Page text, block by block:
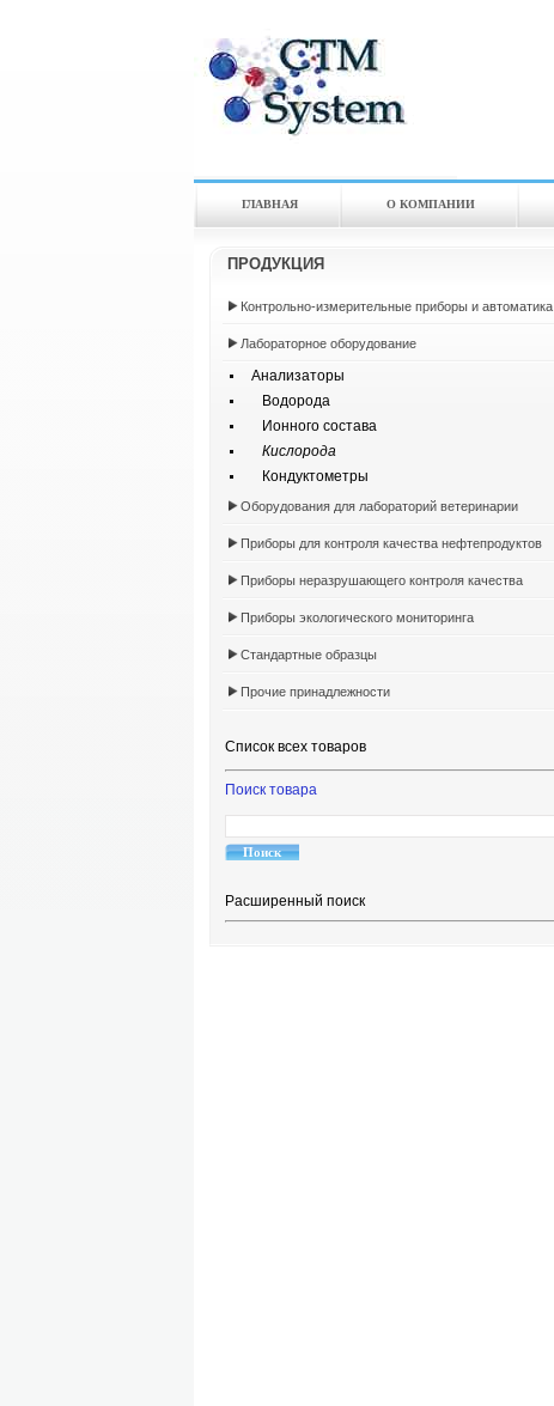
ГЛАВНАЯ О КОМПАНИИ
ПРОДУКЦИЯ
Контрольно-измерительные приборы и автоматика
Лабораторное оборудование
Анализаторы
Водорода
Ионного состава
Кислорода
Кондуктометры
Оборудования для лабораторий ветеринарии
Приборы для контроля качества нефтепродуктов
Приборы неразрушающего контроля качества
Приборы экологического мониторинга
Стандартные образцы
Прочие принадлежности
Список всех товаров
Поиск товара
Расширенный поиск